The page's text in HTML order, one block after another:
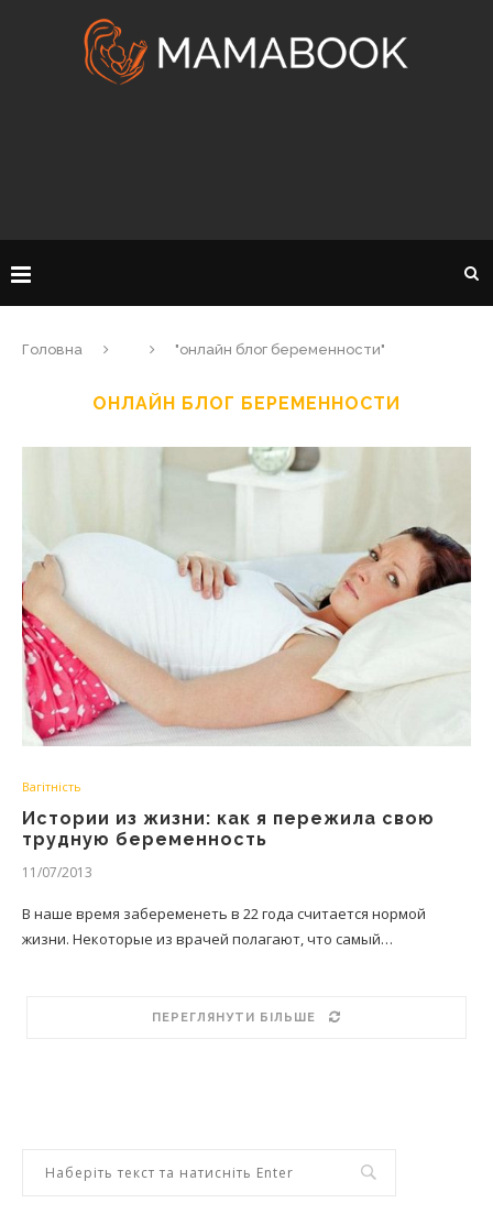
Головна "онлайн блог беременности"
ОНЛАЙН БЛОГ БЕРЕМЕННОСТИ
Вагітність
Истории из жизни: как я пережила свою
трудную беременность
11/07/2013
В наше время забеременеть в 22 года считается нормой
жизни. Некоторые из врачей полагают, что самый…
ПЕРЕГЛЯНУТИ БІЛЬШЕ